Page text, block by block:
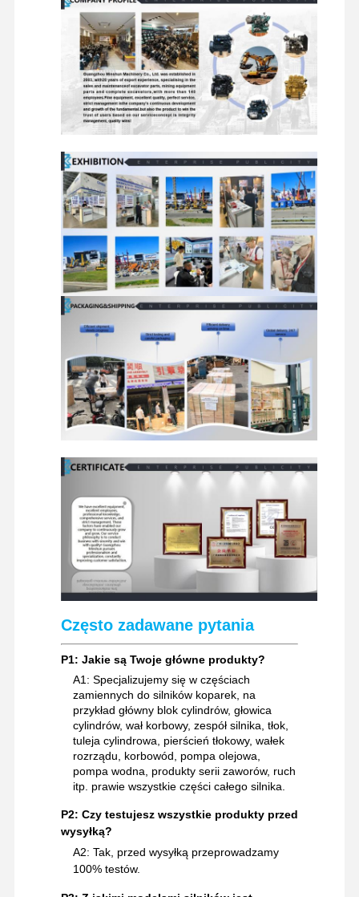
Często zadawane pytania
P1: Jakie są Twoje główne produkty?
A1: Specjalizujemy się w częściach
zamiennych do silników koparek, na
przykład główny blok cylindrów, głowica
cylindrów, wał korbowy, zespół silnika, tłok,
tuleja cylindrowa, pierścień tłokowy, wałek
rozrządu, korbowód, pompa olejowa,
pompa wodna, produkty serii zaworów, ruch
itp. prawie wszystkie części całego silnika.
P2: Czy testujesz wszystkie produkty przed
wysyłką?
A2: Tak, przed wysyłką przeprowadzamy
100% testów.